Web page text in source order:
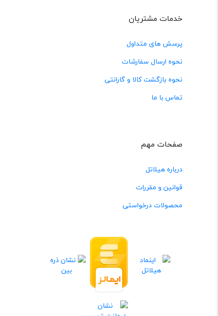
خدمات مشتریان
پرسش های متداول
نحوه ارسال سفارشات
نحوه بازگشت کالا و گارانتی
تماس با ما
صفحات مهم
درباره هیلاتل
قوانین و مقررات
محصولات درخواستی